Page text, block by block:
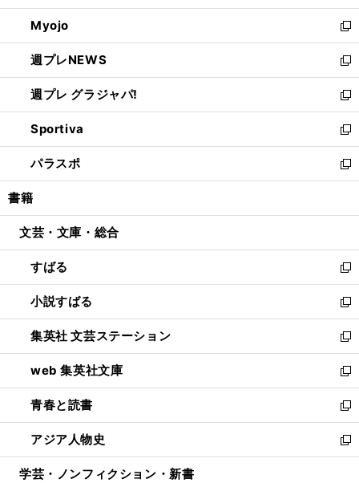
開
く
ウ
で
開
く
ン
ド
ウ
で
開
く
ウ
ィ
ン
ド
ウ
で
開
く
Myojo
新
し
い
ウ
ィ
ン
ド
ウ
で
開
週プレNEWS
新
し
い
ウ
ィ
ン
ド
ウ
開
週プレ グラジャパ!
新
し
い
ウ
ィ
ン
ウ
開
く
Sportiva
新
し
い
ウ
ン
ウ
で
開
く
パラスポ
新
し
ウ
ン
ド
ウ
で
開
く
書籍
文芸・文庫・総合
すばる
新
し
い
ウ
ィ
ン
ド
ウ
で
開
く
小説すばる
新
し
い
ウ
ィ
ン
ド
ウ
で
開
集英社 文芸ステーション
新
し
い
ウ
ィ
ン
ド
ウ
web 集英社文庫
新
し
い
ウ
ィ
ン
青春と読書
新
し
い
ウ
アジア人物史
新
し
学芸・ノンフィクション・新書